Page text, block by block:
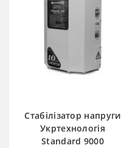
Стабілізатор напруги
Укртехнологія
Standard 9000